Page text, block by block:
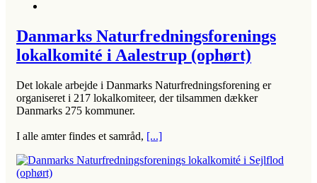
Danmarks Naturfredningsforenings
lokalkomité i Aalestrup (ophørt)
Det lokale arbejde i Danmarks Naturfredningsforening er
organiseret i 217 lokalkomiteer, der tilsammen dækker
Danmarks 275 kommuner.
I alle amter findes et samråd, [...]